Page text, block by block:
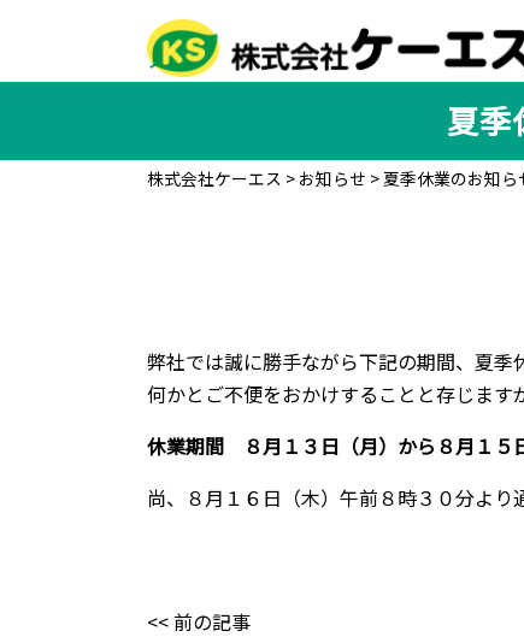
夏季
株式会社ケーエス > お知らせ > 夏季休業のお知ら
弊社では誠に勝手ながら下記の期間、夏季
何かとご不便をおかけすることと存じます
休業期間 ８月１３日（月）から８月１５
尚、８月１６日（木）午前８時３０分より
<< 前の記事